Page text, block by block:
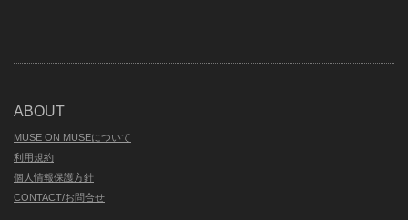
ABOUT
MUSE ON MUSEについて
利用規約
個人情報保護方針
CONTACT/お問合せ